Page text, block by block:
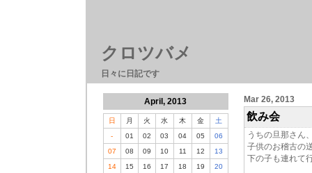
クロツバメ
日々に日記です
April, 2013
日 月 火 水 木 金
土
-
01 02 03 04 05
06
07
08 09 10 11 12
13
14
15 16 17 18 19
20
Mar 26, 2013
飲み会
うちの旦那さん
子供のお稽古の
下の子も連れて